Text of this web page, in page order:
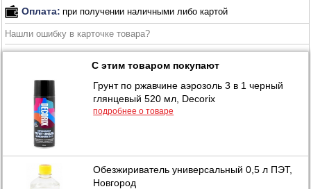
Оплата: при получении наличными либо картой
Нашли ошибку в карточке товара?
С этим товаром покупают
Грунт по ржавчине аэрозоль 3 в 1 черный
глянцевый 520 мл, Decorix
подробнее о товаре
Обезжириватель универсальный 0,5 л ПЭТ,
Новгород